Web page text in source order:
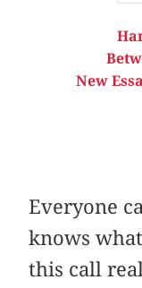
New
Everyone
knows
this call